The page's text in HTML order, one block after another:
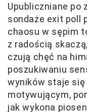
Upubliczniane po
sondaże exit poll
chaosu w sępim
z radością
czują chęć na
poszukiwaniu
wyników staje
motywującym,
jak wykona